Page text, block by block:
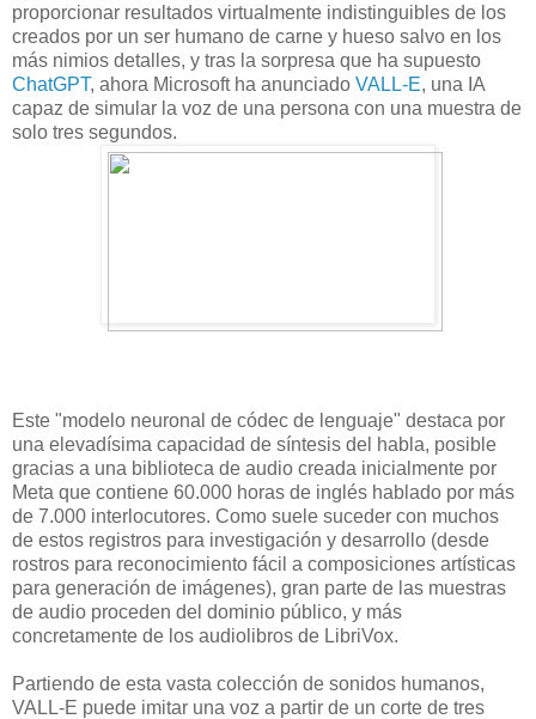
proporcionar resultados virtualmente indistinguibles de los
creados por un ser humano de carne y hueso salvo en los
más nimios detalles, y tras la sorpresa que ha supuesto
ChatGPT, ahora Microsoft ha anunciado VALL-E, una IA
capaz de simular la voz de una persona con una muestra de
solo tres segundos.
Este "modelo neuronal de códec de lenguaje" destaca por
una elevadísima capacidad de síntesis del habla, posible
gracias a una biblioteca de audio creada inicialmente por
Meta que contiene 60.000 horas de inglés hablado por más
de 7.000 interlocutores. Como suele suceder con muchos
de estos registros para investigación y desarrollo (desde
rostros para reconocimiento fácil a composiciones artísticas
para generación de imágenes), gran parte de las muestras
de audio proceden del dominio público, y más
concretamente de los audiolibros de LibriVox.
Partiendo de esta vasta colección de sonidos humanos,
VALL-E puede imitar una voz a partir de un corte de tres